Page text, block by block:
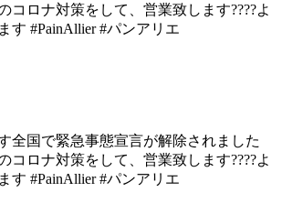
コロナ対策をして、営業致します????よ
す️ #PainAllier #パンアリエ
全国で緊急事態宣言が解除されました
コロナ対策をして、営業致します????よ
す️ #PainAllier #パンアリエ